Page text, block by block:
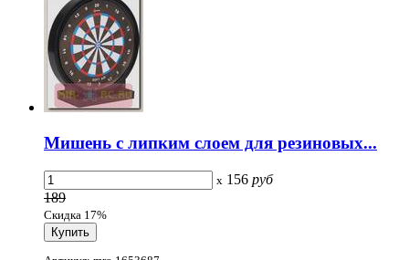
Мишень с липким слоем для резиновых...
x 156 руб
189
Скидка 17%